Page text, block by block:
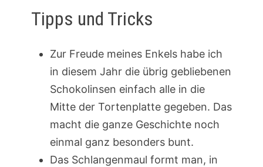
Tipps und Tricks
Zur Freude meines Enkels habe ich
in diesem Jahr die übrig gebliebenen
Schokolinsen einfach alle in die
Mitte der Tortenplatte gegeben. Das
macht die ganze Geschichte noch
einmal ganz besonders bunt.
Das Schlangenmaul formt man, in